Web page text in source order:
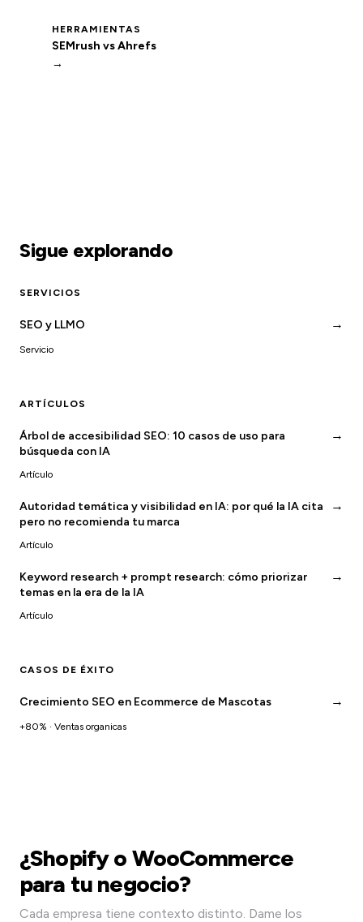
HERRAMIENTAS
SEMrush vs Ahrefs
→
Sigue explorando
SERVICIOS
SEO y LLMO
Servicio
→
ARTÍCULOS
Árbol de accesibilidad SEO: 10 casos de uso para
búsqueda con IA
Artículo
→
Autoridad temática y visibilidad en IA: por qué la IA cita
pero no recomienda tu marca
Artículo
→
Keyword research + prompt research: cómo priorizar
temas en la era de la IA
Artículo
→
CASOS DE ÉXITO
Crecimiento SEO en Ecommerce de Mascotas
+80% · Ventas organicas
→
¿Shopify o WooCommerce
para tu negocio?
Cada empresa tiene contexto distinto. Dame los